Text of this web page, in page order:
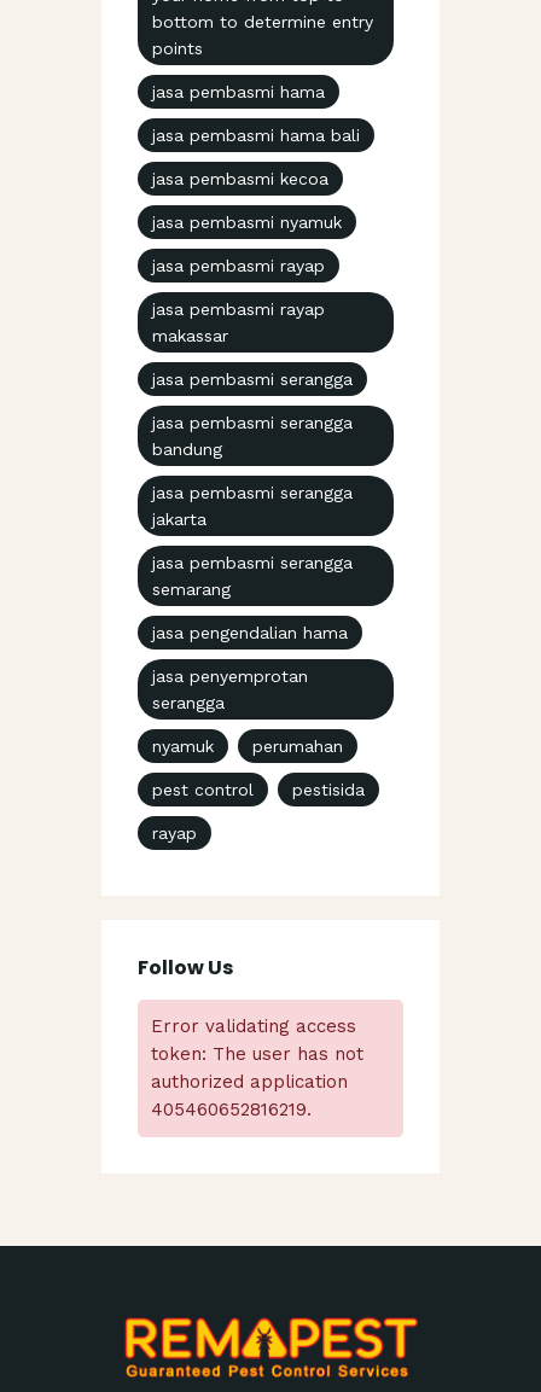
bottom to determine entry
points
jasa pembasmi hama
jasa pembasmi hama bali
jasa pembasmi kecoa
jasa pembasmi nyamuk
jasa pembasmi rayap
jasa pembasmi rayap
makassar
jasa pembasmi serangga
jasa pembasmi serangga
bandung
jasa pembasmi serangga
jakarta
jasa pembasmi serangga
semarang
jasa pengendalian hama
jasa penyemprotan
serangga
nyamuk perumahan
pest control pestisida
rayap
Follow Us
Error validating access
token: The user has not
authorized application
405460652816219.